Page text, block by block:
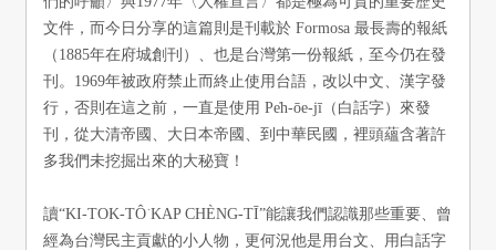
文件，而今日分享的這篇則是刊載於 Formosa 最長壽的報紙
（1885年在府城創刊）、也是台灣第一份報紙，至今仍在發
刊。1969年被政府禁止而終止使用台語，改以中文、漢字發
行，否則在這之前，一直是使用 Pe̍h-ōe-jī（白話字）來發
刊，從大清帝國、大日本帝國、到中華民國，裡頭蘊含著許
多我們未挖掘出來的大秘寶！
讀“KI-TOK-TÔ͘ KAP CHÈNG-TĪ”能讓我們認識那些重要、曾
經為台灣民主貢獻的小人物，更何況他是用台文、用白話字